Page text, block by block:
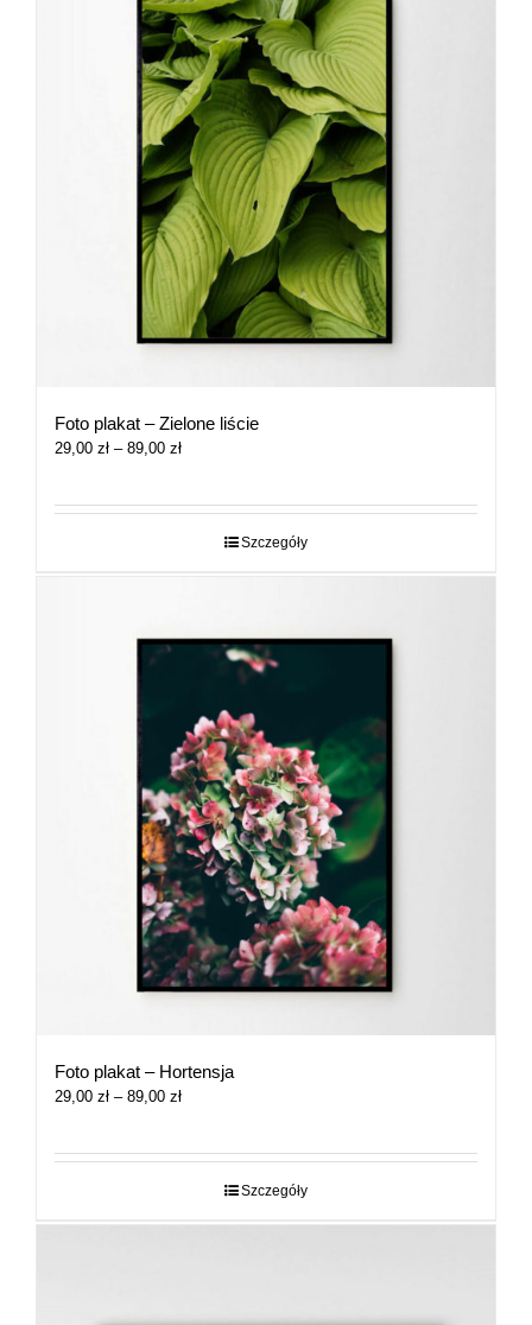
Foto plakat – Zielone liście
29,00 zł – 89,00 złZakres
29,00 zł
Szczegóły
Foto plakat – Hortensja
29,00 zł – 89,00 złZakres
29,00 zł
Szczegóły